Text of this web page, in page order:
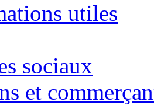
utiles
sociaux
et